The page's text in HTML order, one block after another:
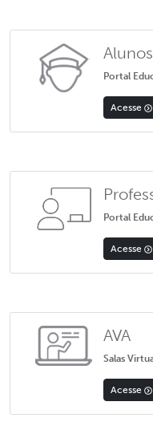
Alunos
Portal
Acesse
Portal
Acesse
AVA
Salas
Acesse